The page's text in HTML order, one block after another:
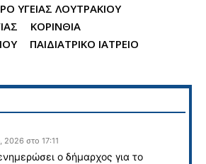
ΥΓΕΙΑΣ ΛΟΥΤΡΑΚΙΟΥ
ΚΟΡΙΝΘΙΑ
ΠΑΙΔΙΑΤΡΙΚΟ ΙΑΤΡΕΙΟ
2026 στο 17:11
ο δήμαρχος για το